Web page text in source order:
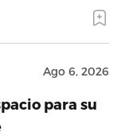
Ago 6, 2026
para su